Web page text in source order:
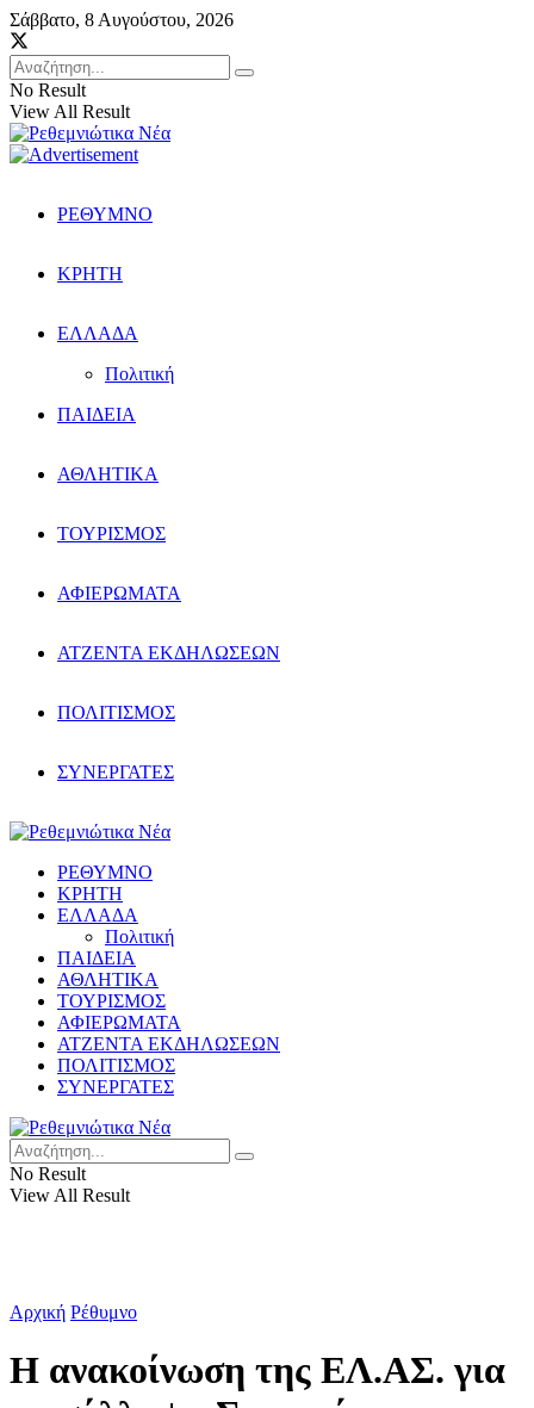
Σάββατο, 8 Αυγούστου, 2026
No Result
View All Result
ΡΕΘΥΜΝΟ
ΚΡΗΤΗ
ΕΛΛΑΔΑ
Πολιτική
ΠΑΙΔΕΙΑ
ΑΘΛΗΤΙΚΑ
ΤΟΥΡΙΣΜΟΣ
ΑΦΙΕΡΩΜΑΤΑ
ΑΤΖΕΝΤΑ ΕΚΔΗΛΩΣΕΩΝ
ΠΟΛΙΤΙΣΜΟΣ
ΣΥΝΕΡΓΑΤΕΣ
ΡΕΘΥΜΝΟ
ΚΡΗΤΗ
ΕΛΛΑΔΑ
Πολιτική
ΠΑΙΔΕΙΑ
ΑΘΛΗΤΙΚΑ
ΤΟΥΡΙΣΜΟΣ
ΑΦΙΕΡΩΜΑΤΑ
ΑΤΖΕΝΤΑ ΕΚΔΗΛΩΣΕΩΝ
ΠΟΛΙΤΙΣΜΟΣ
ΣΥΝΕΡΓΑΤΕΣ
No Result
View All Result
Αρχική Ρέθυμνο
Η ανακοίνωση της ΕΛ.ΑΣ. για